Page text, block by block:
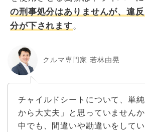
の刑事処分はありませんが、違
分が下されます。
クルマ専門家 若林由晃
チャイルドシートについて、単
から大丈夫」と思っていません
中でも、間違いや勘違いをして